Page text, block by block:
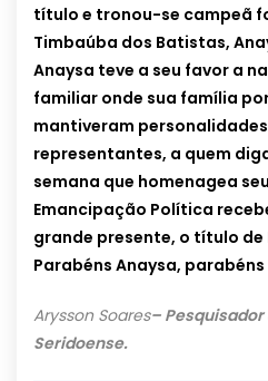
título e tronou-se campeã
Timbaúba dos Batistas,
Anaysa teve a seu favor a
familiar onde sua família
mantiveram
representantes, a quem
semana que homenagea
Emancipação Política
grande presente, o título de
Parabéns Anaysa,
Arysson Soares–
Seridoense.